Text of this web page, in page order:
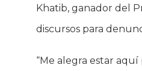
Khatib, ganador del
discursos para
“Me alegra estar